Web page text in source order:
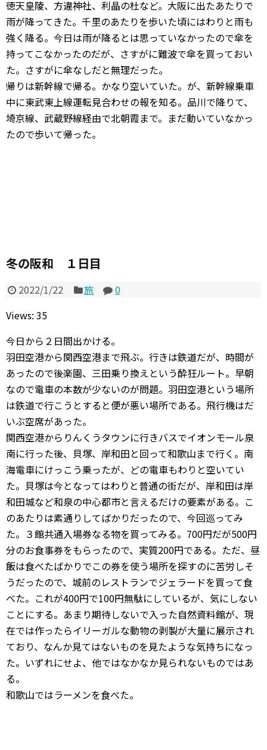
徳天皇陵、方違神社、利晶の杜など。大阪に出たあたりで
雨が降ってきた。千里のあたりを歩いた頃にはわりと雨も
強く降る。今日は雨が降るとは思っていなかったので傘を
持ってこなかったのだが、さすがに難波で傘を買っておい
た。さすがに傘なしだと無理だった。
帰りは新幹線で帰る。かなり空いていた。が、新幹線乗車
中に東武東上線運転見合わせの報を知る。品川で降りて、
埼京線、武蔵野線経由で北朝霞まで。まだ動いていなかっ
たので歩いて帰った。
冬の阪和 １日目
2022/1/22 旅
0
Views: 35
今日から２日間出かける。
羽田空港から関西空港まで飛ぶ。行きは鉄道だが、時間が
あったので後楽園、三田乗り換えという酔狂ルート。早朝
なので電車の本数が少ないのが問題。羽田空港という場所
は鉄道で行こうとすると便が悪い場所である。飛行機はだ
いぶ空席があった。
関西空港からりんくうタウンに行きバスでイオンモール泉
南に行った後、貝塚、岸和田と回って和歌山まで行く。南
海電車にけっこう乗ったが、どの電車もわりと空いてい
た。貝塚は今となってはわりと普通の街だが、岸和田は岸
和田城など和泉の中心都市と言えるだけの要素がある。こ
のあたりは素通りしてばかりだったので、今回巡ってみ
た。３館共通入場券なる物を買ってみる。700円だが500円
分のお食事券をもらったので、実質200円である。ただ、昼
飯は食べたばかりでこの券を使う場所を探すのに苦労しそ
うだったので、城前のレストランでジェラードを買って食
べた。これが400円で100円無駄にしているが、気にしない
ことにする。あまり期待しないで入った自然資料館が、現
在では作ったらイリーガルな動物の剥製が大量に展示され
ており、なんか見てはないものを見たような気持ちになっ
た。いずれにせよ、他ではなかなか見られないものではあ
る。
和歌山ではラーメンを食べた。